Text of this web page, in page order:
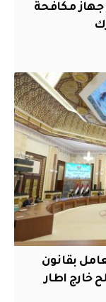
مكافحة
التعامل بقانون
خارج اطار